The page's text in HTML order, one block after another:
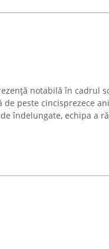
notabilă în cadrul
peste cincisprezece
îndelungate, echipa a